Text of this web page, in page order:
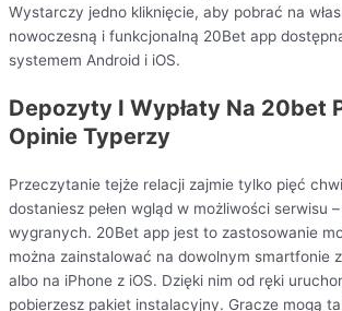
Wystarczy jedno kliknięcie, aby pobrać na
nowoczesną i funkcjonalną 20Bet app
systemem Android i iOS.
Depozyty I Wypłaty Na 20bet
Opinie Typerzy
Przeczytanie tejże relacji zajmie tylko pięć
dostaniesz pełen wgląd w możliwości serwisu
wygranych. 20Bet app jest to zastosowanie
można zainstalować na dowolnym smartfonie
albo na iPhone z iOS. Dzięki nim od ręki
pobierzesz pakiet instalacyjny. Gracze mogą